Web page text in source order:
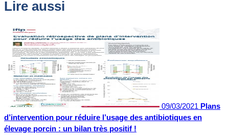
Lire aussi
09/03/2021 Plans
d’intervention pour réduire l’usage des antibiotiques en
élevage porcin : un bilan très positif !